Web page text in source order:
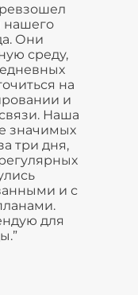
нашего
Они
среду,
на
и
Наша
значимых
три дня,
и с
для